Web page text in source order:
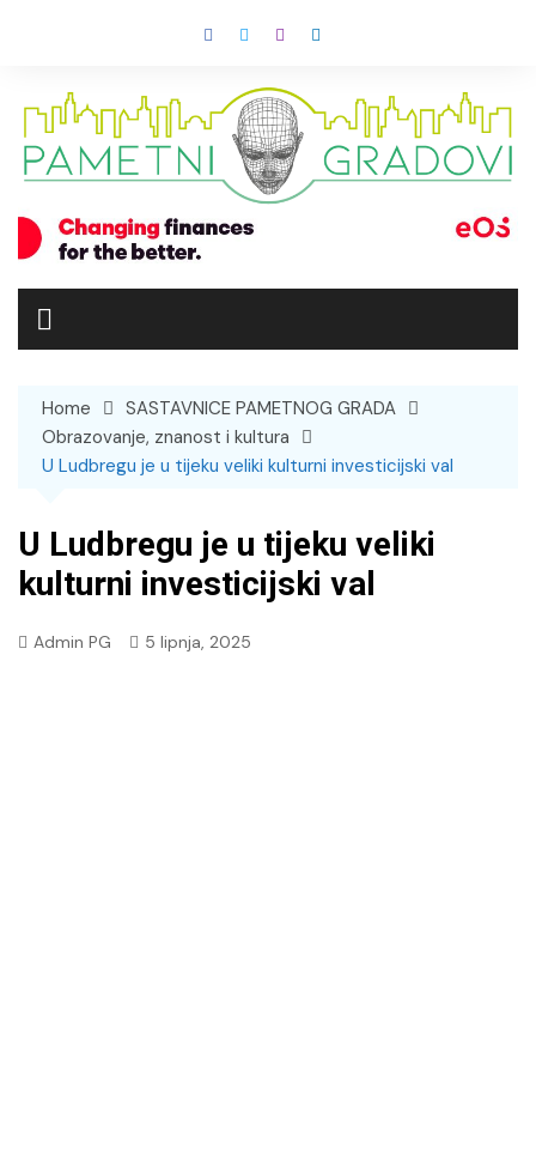
Home
SASTAVNICE PAMETNOG GRADA
Obrazovanje, znanost i kultura
U Ludbregu je u tijeku veliki kulturni investicijski val
U Ludbregu je u tijeku veliki
kulturni investicijski val
Admin PG 5 lipnja, 2025